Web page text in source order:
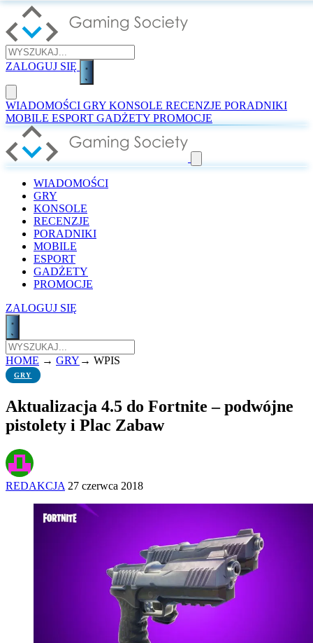
ZALOGUJ SIĘ
WIADOMOŚCI GRY KONSOLE RECENZJE PORADNIKI
MOBILE ESPORT GADŻETY PROMOCJE
WIADOMOŚCI
GRY
KONSOLE
RECENZJE
PORADNIKI
MOBILE
ESPORT
GADŻETY
PROMOCJE
ZALOGUJ SIĘ
HOME → GRY → WPIS
GRY
Aktualizacja 4.5 do Fortnite – podwójne
pistolety i Plac Zabaw
REDAKCJA 27 czerwca 2018